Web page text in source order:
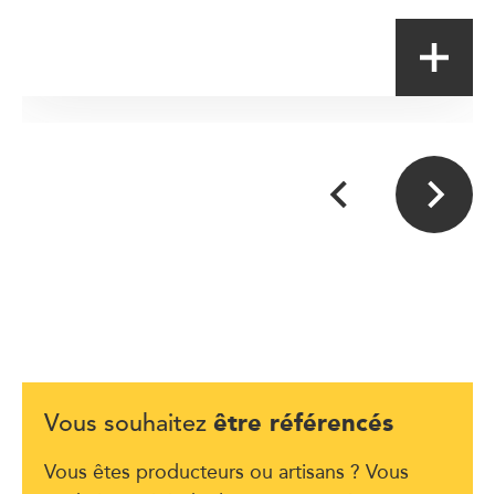
Vous souhaitez être référencés
Vous êtes producteurs ou artisans ? Vous